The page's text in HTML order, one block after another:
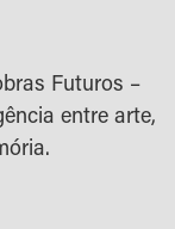
Futuros –
entre arte,